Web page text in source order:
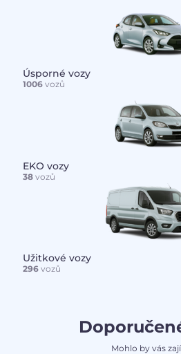
Úsporné vozy
1006vozů
EKO vozy
38vozů
Užitkové vozy
296vozů
Mohlo by vás